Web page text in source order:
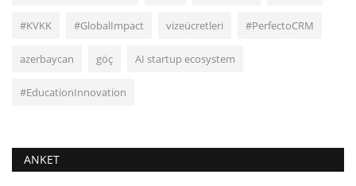
#KVKK #GlobalImpact vizeücretleri #PerfectoCRM
azerbaycan göç AI startup ecosystem
#EducationInnovation
ANKET